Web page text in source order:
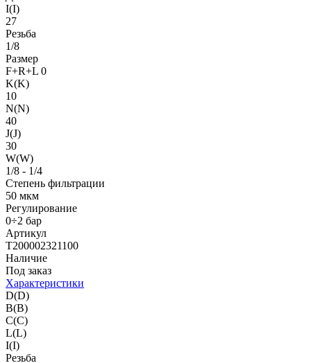
I(I)
27
Резьба
1/8
Размер
F+R+L 0
K(K)
10
N(N)
40
J(J)
30
W(W)
1/8 - 1/4
Степень фильтрации
50 мкм
Регулирование
0÷2 бар
Артикул
T200002321100
Наличие
Под заказ
Характеристики
D(D)
B(B)
C(C)
L(L)
I(I)
Резьба